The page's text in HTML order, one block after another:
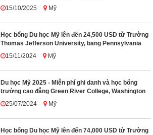
15/10/2025
Mỹ
Học bổng Du học Mỹ lên đến 24,500 USD từ Trường
Thomas Jefferson University, bang Pennsylvania
15/11/2024
Mỹ
Du học Mỹ 2025 - Miễn phí ghi danh và học bổng
trường cao đẳng Green River College, Washington
25/07/2024
Mỹ
Học bổng Du học Mỹ lên đến 74,000 USD từ Trường